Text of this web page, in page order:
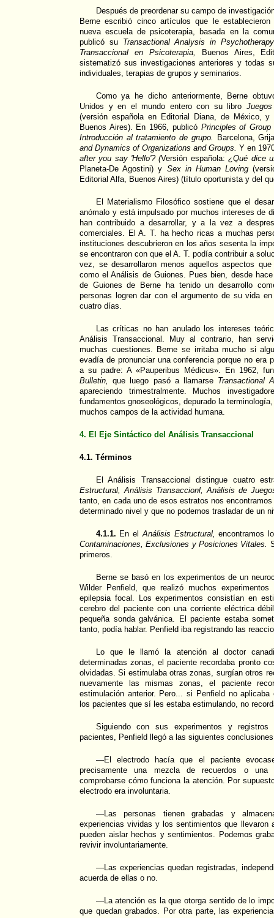
Después de preordenar su campo de
Berne escribió cinco artículos que le
nueva escuela de psicoterapia, basada en la
publicó su Transactional Analysis in Psychotherapy
Transaccional en Psicoterapia,
Buenos Aires,
sistematizó sus investigaciones anteriores y todas
individuales, terapias de grupos y seminarios.
Como ya he dicho anteriormente, Berne
Unidos y en el mundo entero con su libro
(versión española en Editorial Diana, de México,
Buenos Aires). En 1966, publicó Principles of Group
Introducción al tratamiento de grupo.
Barcelona,
and Dynamics of Organizations and Groups. Y en
after you say 'Hello'? (Versión española:¿Qué dice
Planeta-De Agostini) y Sex in Human Loving
Editorial Alfa, Buenos Aires) (título oportunista y del
El Materialismo Filosófico sostiene que el
anómalo y está impulsado por muchos intereses de
han contribuido a desarrollar, y a la vez a
comerciales. El A. T. ha hecho ricas a muchas
instituciones descubrieron en los años sesenta la
se encontraron con que el A. T. podía contribuir a
vez, se desarrollaron menos aquellos aspectos
como el Análisis de Guiones. Pues bien, desde
de Guiones de Berne ha tenido un desarrollo
personas logren dar con el argumento de su vida
cuatro días.
Las críticas no han anulado los intereses
Análisis Transaccional. Muy al contrario, han
muchas cuestiones. Berne se irritaba mucho si
evadía de pronunciar una conferencia porque no era
a su padre: A «Pauperibus Médicus». En 1962,
Bulletin, que luego pasó a llamarse Transactional
apareciendo trimestralmente. Muchos
fundamentos gnoseológicos, depurado la
muchos campos de la actividad humana.
4. El Eje Sintáctico del Análisis Transaccional
4.1. Términos
El Análisis Transaccional distingue cuatro
Estructural, Análisis Transaccionl, Análisis de
tanto, en cada uno de esos estratos nos
determinado nivel y que no podemos trasladar de un
4.1.1. En elAnálisis Estructural, encontramos
Contaminaciones, Exclusiones y Posiciones Vitales.
primeros.
Berne se basó en los experimentos de un
Wilder Penfield, que realizó muchos
epilepsia focal. Los experimentos consistían en
cerebro del paciente con una corriente eléctrica
pequeña sonda galvánica. El paciente estaba
tanto, podía hablar. Penfield iba registrando las
Lo que le llamó la atención al doctor
determinadas zonas, el paciente recordaba pronto
olvidadas. Si estimulaba otras zonas, surgían otros
nuevamente las mismas zonas, el paciente
estimulación anterior. Pero... si Penfield no
los pacientes que sí les estaba estimulando, no
Siguiendo con sus experimentos y
pacientes, Penfield llegó a las siguientes
—El electrodo hacía que el paciente
precisamente una mezcla de recuerdos o una
comprobarse cómo funciona la atención. Por
electrodo era involuntaria.
—Las personas tienen grabadas y
experiencias vividas y los sentimientos que llevaron
pueden aislar hechos y sentimientos. Podemos
revivir involuntariamente.
—Las experiencias quedan registradas,
acuerda de ellas o no.
—La atención es la que otorga sentido de lo
que quedan grabados. Por otra parte, las